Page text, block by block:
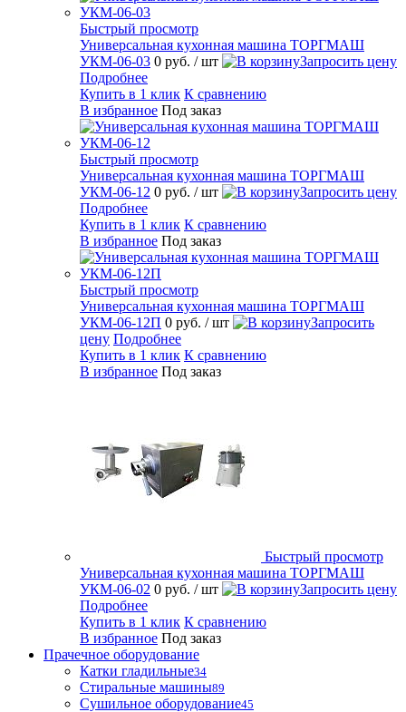
Быстрый просмотр
Универсальная кухонная машина ТОРГМАШ
УКМ-06-03 0 руб. / шт
Запросить цену
Подробнее
Купить в 1 клик К сравнению
В избранное Под заказ
Быстрый просмотр
Универсальная кухонная машина ТОРГМАШ
УКМ-06-12 0 руб. / шт
Запросить цену
Подробнее
Купить в 1 клик К сравнению
В избранное Под заказ
Быстрый просмотр
Универсальная кухонная машина ТОРГМАШ
УКМ-06-12П 0 руб. / шт
Запросить
цену Подробнее
Купить в 1 клик К сравнению
В избранное Под заказ
Быстрый просмотр
Универсальная кухонная машина ТОРГМАШ
УКМ-06-02 0 руб. / шт
Запросить цену
Подробнее
Купить в 1 клик К сравнению
В избранное Под заказ
Прачечное оборудование
Катки гладильные34
Стиральные машины89
Сушильное оборудование45